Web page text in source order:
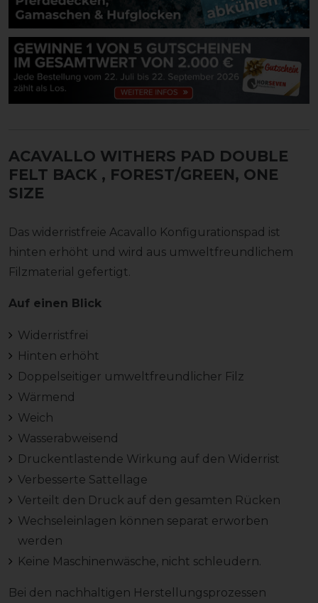
ACAVALLO WITHERS PAD DOUBLE
FELT BACK , FOREST/GREEN, ONE
SIZE
Das widerristfreie Acavallo Konfigurationspad ist
hinten erhöht und wird aus umweltfreundlichem
Filzmaterial gefertigt.
Auf einen Blick
Widerristfrei
Hinten erhöht
Doppelseitiger umweltfreundlicher Filz
Wärmend
Weich
Wasserabweisend
Druckentlastende Wirkung auf den Widerrist
Verbesserte Sattellage
Verteilt den Druck auf den gesamten Rücken
Wechseleinlagen können separat erworben
werden
Keine Maschinenwäsche, nicht schleudern.
Bei den nachhaltigen Herstellungsprozessen